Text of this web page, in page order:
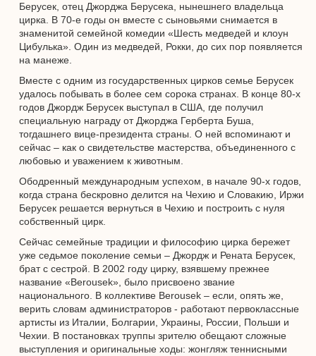
Берусек, отец Джорджа Берусека, нынешнего владельца
цирка. В 70-е годы он вместе с сыновьями снимается в
знаменитой семейной комедии «Шесть медведей и клоун
Цибулька». Один из медведей, Рокки, до сих пор появляется
на манеже.
Вместе с одним из государственных цирков семье Берусек
удалось побывать в более сем сорока странах. В конце 80-х
годов Джордж Берусек выступал в США, где получил
специальную награду от Джорджа Герберта Буша,
тогдашнего вице-президента страны. О ней вспоминают и
сейчас – как о свидетельстве мастерства, объединенного с
любовью и уважением к животным.
Ободренный международным успехом, в начале 90-х годов,
когда страна бескровно делится на Чехию и Словакию, Иржи
Берусек решается вернуться в Чехию и построить с нуля
собственный цирк.
Сейчас семейные традиции и философию цирка бережет
уже седьмое поколение семьи – Джордж и Рената Берусек,
брат с сестрой. В 2002 году цирку, взявшему прежнее
название «Berousek», было присвоено звание
национального. В коллективе Berousek – если, опять же,
верить словам администраторов - работают первоклассные
артисты из Италии, Болгарии, Украины, России, Польши и
Чехии. В постановках труппы зрителю обещают сложные
выступления и оригинальные ходы: жонгляж теннисными